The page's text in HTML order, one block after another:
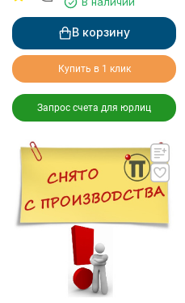
В корзину
Купить в 1 клик
Запрос счета для юрлиц